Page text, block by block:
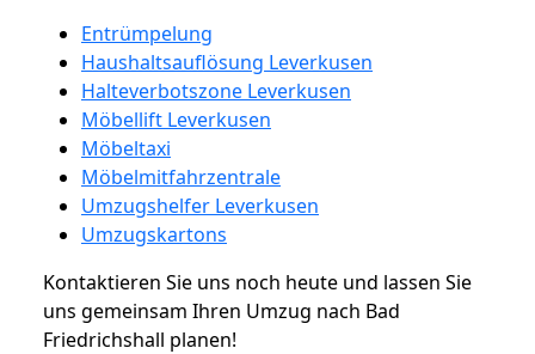
Entrümpelung
Haushaltsauflösung Leverkusen
Halteverbotszone Leverkusen
Möbellift Leverkusen
Möbeltaxi
Möbelmitfahrzentrale
Umzugshelfer Leverkusen
Umzugskartons
Kontaktieren Sie uns noch heute und lassen Sie
uns gemeinsam Ihren Umzug nach Bad
Friedrichshall planen!